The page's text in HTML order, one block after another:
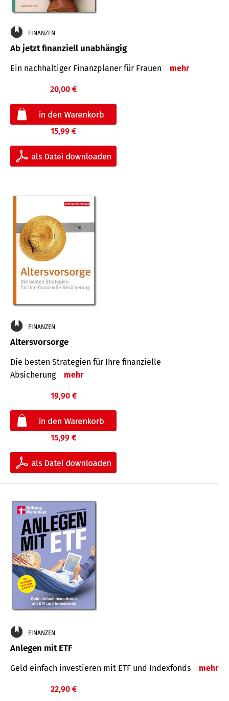
FINANZEN
Ab jetzt finanziell unabhängig
Ein nachhaltiger Finanzplaner für Frauen mehr
20,00 €
15,99 €
FINANZEN
Altersvorsorge
Die besten Strategien für Ihre finanzielle
Absicherung
mehr
19,90 €
15,99 €
FINANZEN
Anlegen mit ETF
Geld einfach investieren mit ETF und Indexfonds mehr
22,90 €